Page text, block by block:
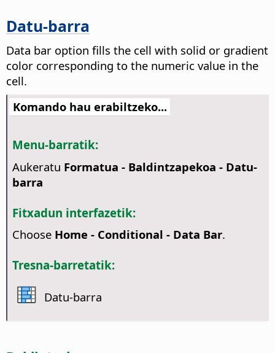
Datu-barra
Data bar option fills the cell with solid or gradient
color corresponding to the numeric value in the
cell.
Komando hau erabiltzeko...
Menu-barratik:
Aukeratu Formatua - Baldintzapekoa - Datu-
barra
Fitxadun interfazetik:
Choose Home - Conditional - Data Bar.
Tresna-barretatik:
Datu-barra